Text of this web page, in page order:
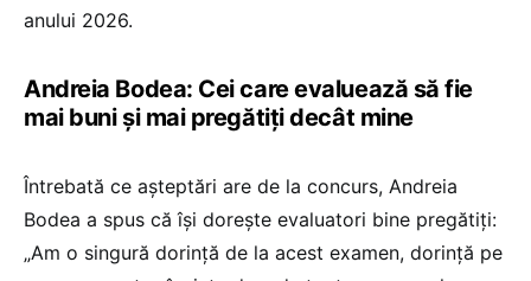
anului 2026.
Andreia Bodea: Cei care evaluează să fie
mai buni și mai pregătiți decât mine
Întrebată ce așteptări are de la concurs, Andreia
Bodea a spus că își dorește evaluatori bine pregătiți:
„Am o singură dorință de la acest examen, dorință pe